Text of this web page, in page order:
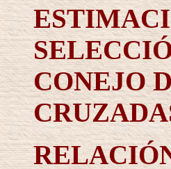
CONEJO